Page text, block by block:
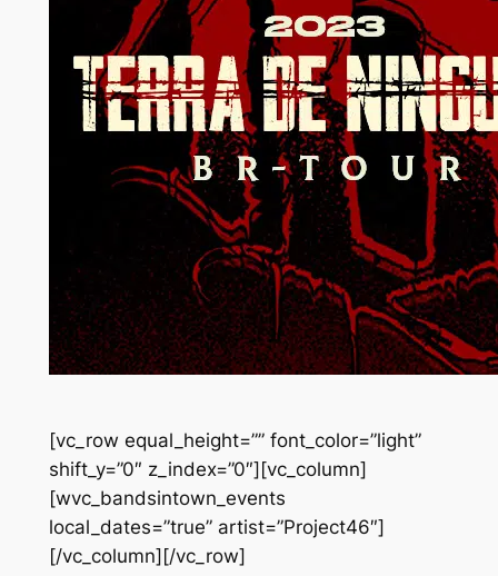
[vc_row equal_height=”” font_color=”light”
shift_y=”0″ z_index=”0″][vc_column]
[wvc_bandsintown_events
local_dates=”true” artist=”Project46″]
[/vc_column][/vc_row]